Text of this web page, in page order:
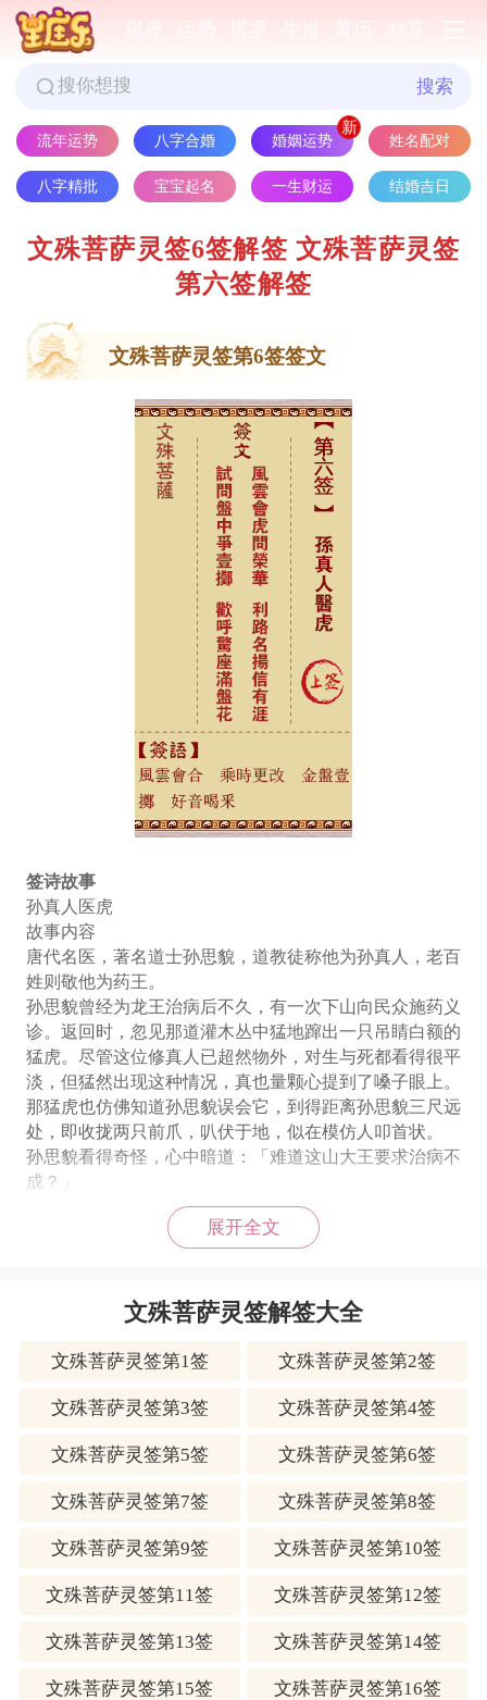
搜索
流年运势 八字合婚 婚姻运势 姓名配对
八字精批 宝宝起名 一生财运 结婚吉日
文殊菩萨灵签6签解签 文殊菩萨灵签
第六签解签
文殊菩萨灵签第6签签文
签诗故事
孙真人医虎
故事内容
唐代名医，著名道士孙思貌，道教徒称他为孙真人，老百
姓则敬他为药王。
孙思貌曾经为龙王治病后不久，有一次下山向民众施药义
诊。返回时，忽见那道灌木丛中猛地蹿出一只吊睛白额的
猛虎。尽管这位修真人已超然物外，对生与死都看得很平
淡，但猛然出现这种情况，真也量颗心提到了嗓子眼上。
那猛虎也仿佛知道孙思貌误会它，到得距离孙思貌三尺远
处，即收拢两只前爪，叭伏于地，似在模仿人叩首状。
孙思貌看得奇怪，心中暗道：「难道这山大王要求治病不
成？」
于是问道：「你这老虎难道身上有什么毛病，要求我治疗
龙王是神灵之种，这兽王可是残忍之类啊！」
治成助纣之实？因说道：「我生平有三不治，恶棍不治，
病，不就是帮助你去害人吃人吗？」说完即昂首挺胸向前
呜～」有声，眼中竟也有泪水「哗～哗～」流下。
举，心中不忍。即止步说道：「你定要我为治病亦可，但
样趴伏地下，点头应许。
过去走方郎中身上背上药箱，手上套上圆圈患铃，走衔过
巷，齐额头举着「丁零丁零」地摇个不停。这有两个作
用；一是让人知道看病的郎中来了；二是告知世人，本郎
中（郎中：好医生，大夫在当时的称呼）医道高明，得到
「医龙救虎」药王爷的真传。因为这「串铃」据称就是当
展开全文
文殊菩萨灵签解签大全
文殊菩萨灵签第1签 文殊菩萨灵签第2签
文殊菩萨灵签第3签 文殊菩萨灵签第4签
文殊菩萨灵签第5签 文殊菩萨灵签第6签
文殊菩萨灵签第7签 文殊菩萨灵签第8签
文殊菩萨灵签第9签 文殊菩萨灵签第10签
文殊菩萨灵签第11签 文殊菩萨灵签第12签
文殊菩萨灵签第13签 文殊菩萨灵签第14签
文殊菩萨灵签第15签 文殊菩萨灵签第16签